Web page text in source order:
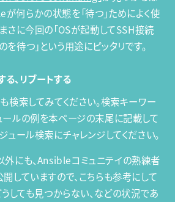
何らかの状態を「待つ」ためによく使
さに今回の「OSが起動してSSH接続
待つ」という用途にピッタリです。
、リブートする
検索してみてください。検索キーワー
ールの例を本ページの末尾に記載して
ュール検索にチャレンジしてください。
外にも、Ansibleコミュニテイの熟練者
開していますので、こちらも参考にして
うしても見つからない、などの状況であ